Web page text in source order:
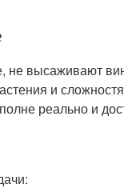
не высаживают
и
реально и